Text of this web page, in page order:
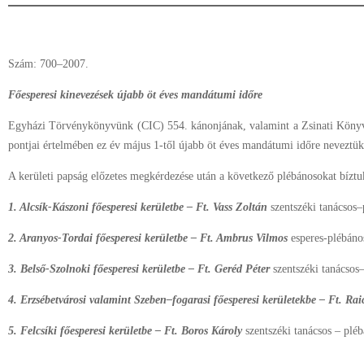
Szám: 700–2007.
Főesperesi kinevezések újabb öt éves mandátumi időre
Egyházi Törvénykönyvünk (CIC) 554. kánonjának, valamint a Zsinati
pontjai értelmében ez év május 1-től újabb öt éves mandátumi időre
A kerületi papság előzetes megkérdezése után a következő plébánosokat
1. Alcsík-Kászoni főesperesi kerületbe – Ft. Vass Zoltán szentszéki
2. Aranyos-Tordai főesperesi kerületbe – Ft. Ambrus Vilmos esperes-
3. Belső-Szolnoki főesperesi kerületbe – Ft. Geréd Péterszentszéki
4. Erzsébetvárosi valamint Szeben–fogarasi főesperesi kerületekbe – Ft.
5. Felcsíki főesperesi kerületbe – Ft. Boros Károlyszentszéki tanácsos –